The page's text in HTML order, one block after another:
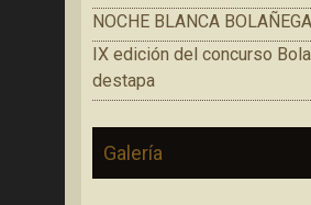
NOCHE BLANCA
IX edición del concurso
destapa
Galería